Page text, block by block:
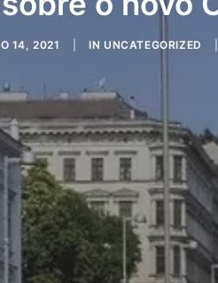
14, 2021 IN UNCATEGORIZED